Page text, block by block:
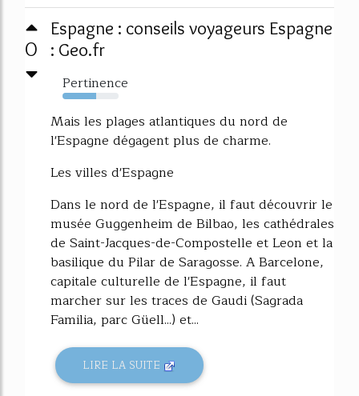
0
Espagne : conseils voyageurs Espagne
: Geo.fr
Pertinence
60%
Mais les plages atlantiques du nord de
l'Espagne dégagent plus de charme.
Les villes d'Espagne
Dans le nord de l'Espagne, il faut découvrir le
musée Guggenheim de Bilbao, les cathédrales
de Saint-Jacques-de-Compostelle et Leon et la
basilique du Pilar de Saragosse. A Barcelone,
capitale culturelle de l'Espagne, il faut
marcher sur les traces de Gaudi (Sagrada
Familia, parc Güell...) et...
LIRE LA SUITE